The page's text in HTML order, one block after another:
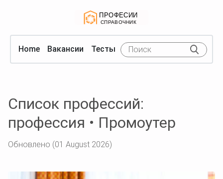
Home Вакансии Тесты
Список профессий:
профессия • Промоутер
Обновлено (01 August 2026)